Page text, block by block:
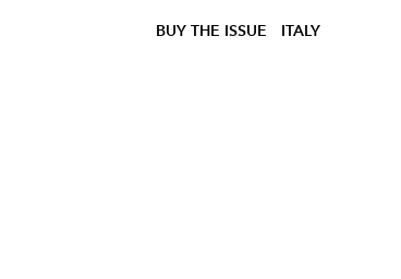
BUY THE ISSUE ITALY